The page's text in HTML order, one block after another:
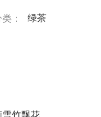
： 绿茶